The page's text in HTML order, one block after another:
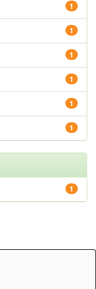
1
1
1
1
1
1
1